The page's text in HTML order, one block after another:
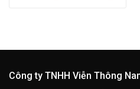
Công ty TNHH Viễn Thông